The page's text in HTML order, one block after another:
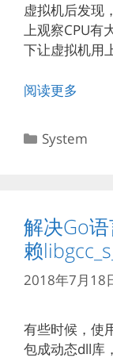
虚拟机后发现
上观察CPU有
下让虚拟机用
阅读更多
分
System
解决Go
赖
2018年7月18
有些时候，
包成动态dll库